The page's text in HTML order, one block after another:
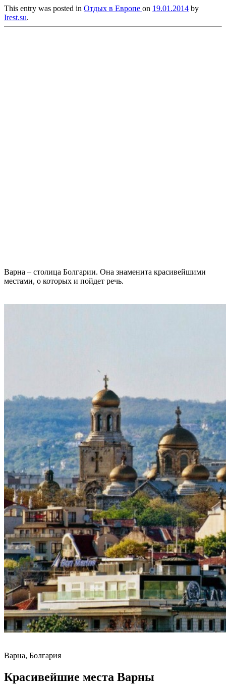
This entry was posted in Отдых в Европе on 19.01.2014 by
Irest.su.
Варна – столица Болгарии. Она знаменита красивейшими
местами, о которых и пойдет речь.
Варна, Болгария
Красивейшие места Варны